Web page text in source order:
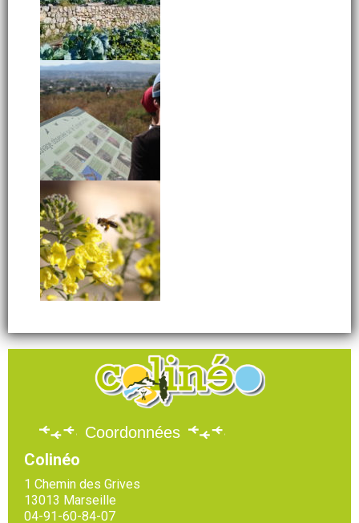
Coordonnées
Colinéo
1 Chemin des Grives
13013 Marseille
04-91-60-84-07